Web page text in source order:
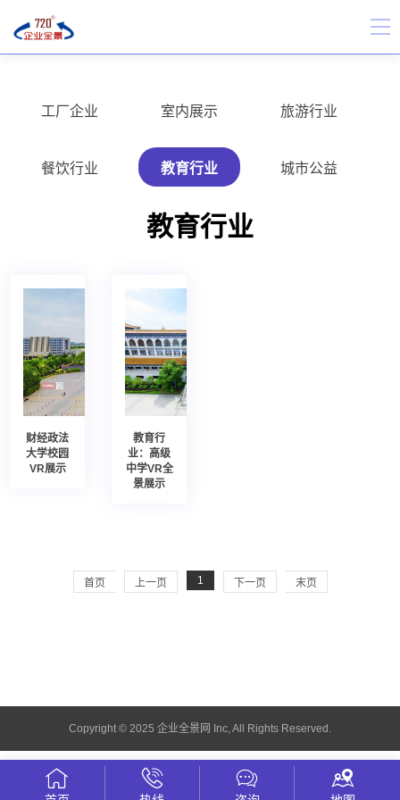
工厂企业 室内展示 旅游行业
餐饮行业 教育行业 城市公益
教育行业
财经政法
大学校园
VR展示
教育行
业：高级
中学VR全
景展示
首页 上一页 1 下一页 末页
Copyright © 2025 企业全景网 Inc, All Rights Reserved.